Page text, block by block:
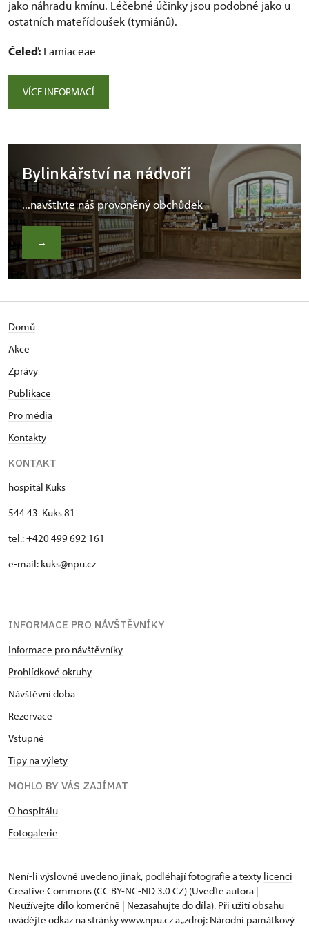
jako náhradu kmínu. Léčebné účinky jsou podobné jako u
ostatních mateřídoušek (tymiánů).
Čeleď: Lamiaceae
VÍCE INFORMACÍ
Bylinkářství na nádvoří
...navštivte náš provoněný obchůdek
→
Domů
Akce
Zprávy
Publikace
Pro média
Kontakty
KONTAKT
hospitál Kuks
544 43 Kuks 81
tel.: +420 499 692 161
e-mail: kuks@npu.cz
INFORMACE PRO NÁVŠTĚVNÍKY
Informace pro návštěvníky
Prohlídkové okruhy
Návštěvní doba
Rezervace
Vstupné
Tipy na výlety
MOHLO BY VÁS ZAJÍMAT
O hospitálu
Fotogalerie
Není-li výslovně uvedeno jinak, podléhají fotografie a texty licenci
Creative Commons (CC BY-NC-ND 3.0 CZ) (Uveďte autora |
Neužívejte dílo komerčně | Nezasahujte do díla). Při užití obsahu
uvádějte odkaz na stránky www.npu.cz a „zdroj: Národní památkový